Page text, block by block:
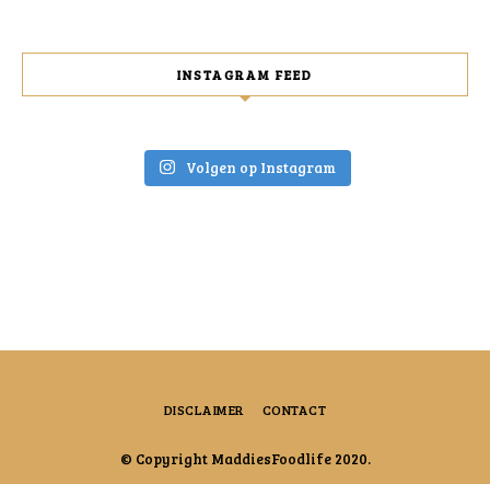
INSTAGRAM FEED
Volgen op Instagram
DISCLAIMER CONTACT
© Copyright MaddiesFoodlife 2020.